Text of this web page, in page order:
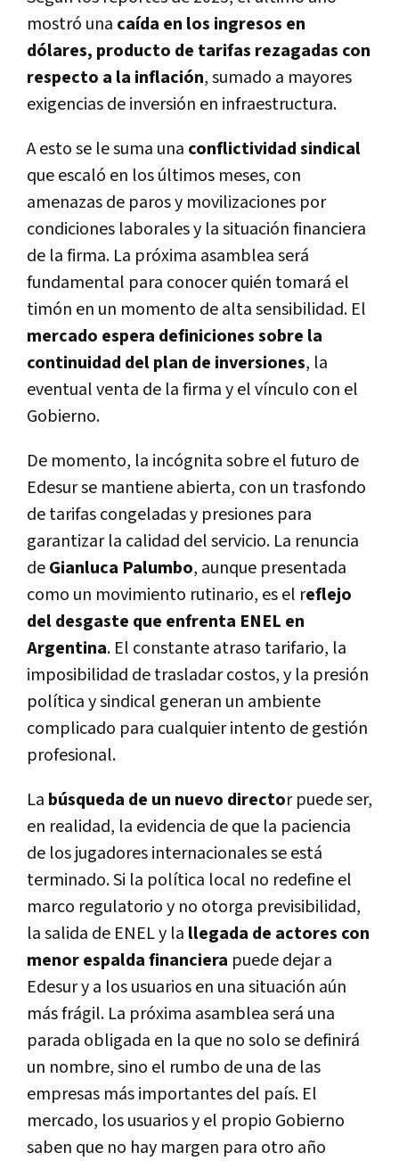
mostró una caída en los ingresos en
dólares, producto de tarifas rezagadas con
respecto a la inflación, sumado a mayores
exigencias de inversión en infraestructura.
A esto se le suma una conflictividad sindical
que escaló en los últimos meses, con
amenazas de paros y movilizaciones por
condiciones laborales y la situación financiera
de la firma. La próxima asamblea será
fundamental para conocer quién tomará el
timón en un momento de alta sensibilidad. El
mercado espera definiciones sobre la
continuidad del plan de inversiones, la
eventual venta de la firma y el vínculo con el
Gobierno.
De momento, la incógnita sobre el futuro de
Edesur se mantiene abierta, con un trasfondo
de tarifas congeladas y presiones para
garantizar la calidad del servicio. La renuncia
deGianluca Palumbo, aunque presentada
como un movimiento rutinario, es el reflejo
del desgaste que enfrenta ENEL en
Argentina. El constante atraso tarifario, la
imposibilidad de trasladar costos, y la presión
política y sindical generan un ambiente
complicado para cualquier intento de gestión
profesional.
La búsqueda de un nuevo director puede ser,
en realidad, la evidencia de que la paciencia
de los jugadores internacionales se está
terminado. Si la política local no redefine el
marco regulatorio y no otorga previsibilidad,
la salida de ENEL y la llegada de actores con
menor espalda financiera puede dejar a
Edesur y a los usuarios en una situación aún
más frágil. La próxima asamblea será una
parada obligada en la que no solo se definirá
un nombre, sino el rumbo de una de las
empresas más importantes del país. El
mercado, los usuarios y el propio Gobierno
saben que no hay margen para otro año